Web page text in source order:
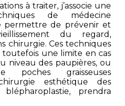
à traiter, j’associe une
de médecine
permettre de prévenir et
du regard,
chirurgie. Ces techniques
toutefois une limite en cas
niveau des paupières, ou
graisseuses
esthétique des
prendra